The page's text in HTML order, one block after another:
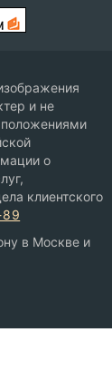
и не
положениями
о
клиентского
в Москве и